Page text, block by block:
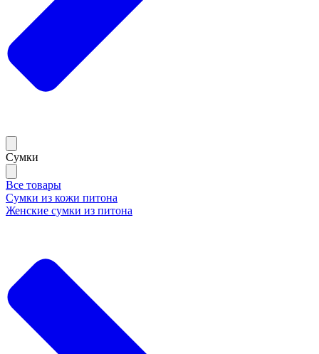
Сумки
Все товары
Сумки из кожи питона
Женские сумки из питона